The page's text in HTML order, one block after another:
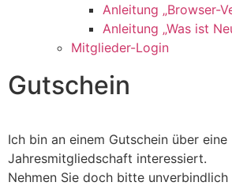
Anleitung „Browser-
Anleitung „Was ist
Mitglieder-Login
Gutschein
Ich bin an einem Gutschein über eine
Jahresmitgliedschaft interessiert.
Nehmen Sie doch bitte unverbindlich